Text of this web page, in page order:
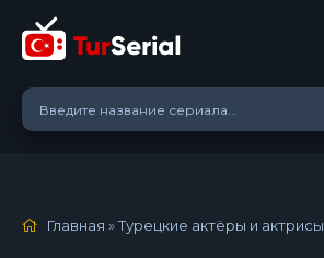
Главная »Турецкие актёры и актрисы